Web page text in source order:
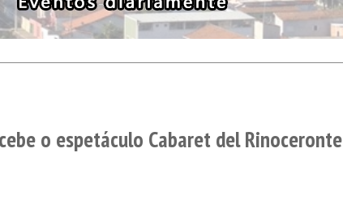
o espetáculo Cabaret del Rinoceronte